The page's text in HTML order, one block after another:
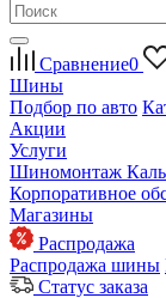
Сравнение0
Шины
Подбор по авто
Акции
Услуги
Шиномонтаж
Корпоративное
Магазины
Распродажа
Распродажа шины
Статус заказа